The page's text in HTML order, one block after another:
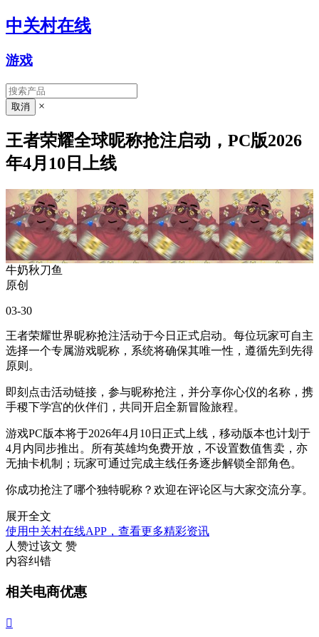
中关村在线
游戏
×
王者荣耀全球昵称抢注启动，PC版2026
年4月10日上线
牛奶秋刀鱼
原创
03-30
王者荣耀世界昵称抢注活动于今日正式启动。每位玩家可自主
选择一个专属游戏昵称，系统将确保其唯一性，遵循先到先得
原则。
即刻点击活动链接，参与昵称抢注，并分享你心仪的名称，携
手稷下学宫的伙伴们，共同开启全新冒险旅程。
游戏PC版本将于2026年4月10日正式上线，移动版本也计划于
4月内同步推出。所有英雄均免费开放，不设置数值售卖，亦
无抽卡机制；玩家可通过完成主线任务逐步解锁全部角色。
你成功抢注了哪个独特昵称？欢迎在评论区与大家交流分享。
展开全文
使用中关村在线APP，查看更多精彩资讯
人赞过该文 赞
内容纠错
相关电商优惠
